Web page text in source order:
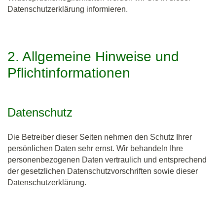
Datenschutzerklärung informieren.
2. Allgemeine Hinweise und
Pflichtinformationen
Datenschutz
Die Betreiber dieser Seiten nehmen den Schutz Ihrer
persönlichen Daten sehr ernst. Wir behandeln Ihre
personenbezogenen Daten vertraulich und entsprechend
der gesetzlichen Datenschutzvorschriften sowie dieser
Datenschutzerklärung.